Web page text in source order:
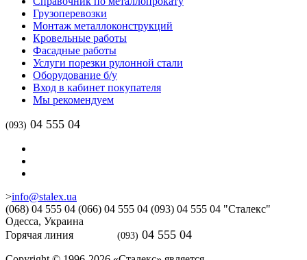
Грузоперевозки
Монтаж металлоконструкций
Кровельные работы
Фасадные работы
Услуги порезки рулонной стали
Оборудование б/у
Вход в кабинет покупателя
Мы рекомендуем
(093) 04 555 04
>info@stalex.ua
(068) 04 555 04 (066) 04 555 04 (093) 04 555 04 "Сталекс"
Одесса, Украина
Горячая линия
(093) 04 555 04